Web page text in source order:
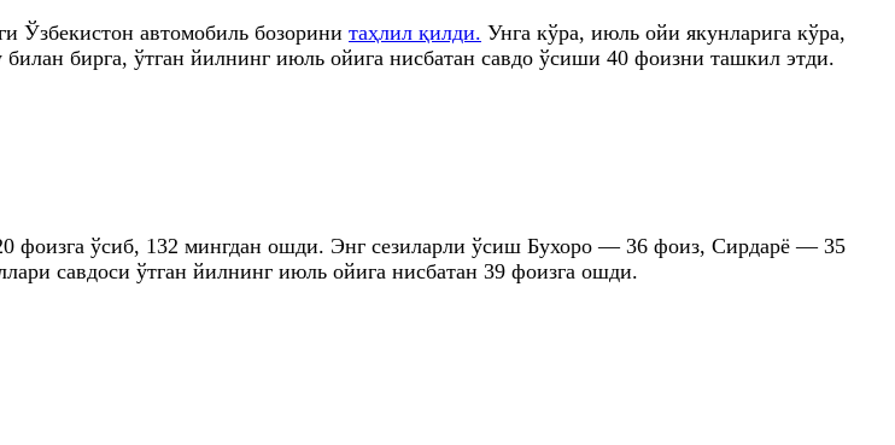
Ўзбекистон автомобиль бозорини таҳлил қилди. Унга кўра, июль ойи якунларига кўра,
бирга, ўтган йилнинг июль ойига нисбатан савдо ўсиши 40 фоизни ташкил этди.
фоизга ўсиб, 132 мингдан ошди. Энг сезиларли ўсиш Бухоро — 36 фоиз, Сирдарё — 35
савдоси ўтган йилнинг июль ойига нисбатан 39 фоизга ошди.